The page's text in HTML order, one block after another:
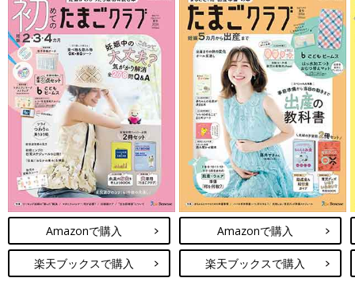
Amazonで購入
楽天ブックスで購入
Amazonで購入
楽天ブックスで購入